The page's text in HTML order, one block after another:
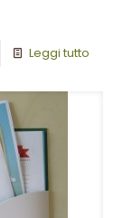
Leggi tutto